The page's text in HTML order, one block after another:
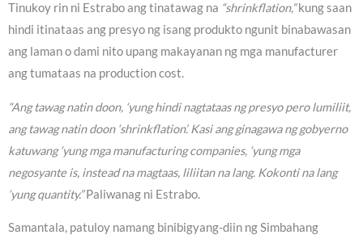
Tinukoy rin ni Estrabo ang tinatawag na “shrinkflation,”kung saan
hindi itinataas ang presyo ng isang produkto ngunit binabawasan
ang laman o dami nito upang makayanan ng mga manufacturer
ang tumataas na production cost.
“Ang tawag natin doon, ‘yung hindi nagtataas ng presyo pero lumiliit,
ang tawag natin doon ‘shrinkflation’. Kasi ang ginagawa ng gobyerno
katuwang ‘yung mga manufacturing companies, ‘yung mga
negosyante is, instead na magtaas, liliitan na lang. Kokonti na lang
‘yung quantity.”Paliwanag ni Estrabo.
Samantala, patuloy namang binibigyang-diin ng Simbahang